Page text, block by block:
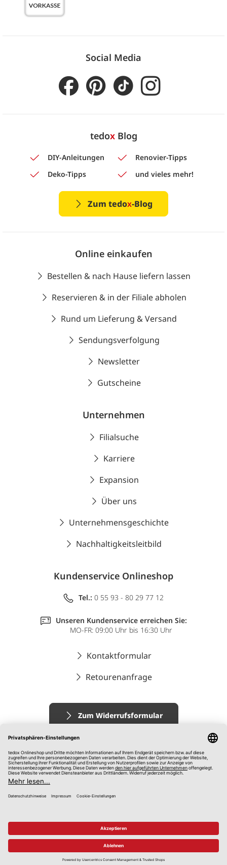
Social Media
tedoxBlog
DIY-Anleitungen
Renovier-Tipps
Deko-Tipps
und vieles mehr!
Zum tedox-Blog
Online einkaufen
Bestellen & nach Hause liefern lassen
Reservieren & in der Filiale abholen
Rund um Lieferung & Versand
Sendungsverfolgung
Newsletter
Gutscheine
Unternehmen
Filialsuche
Karriere
Expansion
Über uns
Unternehmensgeschichte
Nachhaltigkeitsleitbild
Kundenservice Onlineshop
Tel.: 0 55 93 - 80 29 77 12
Unseren Kundenservice erreichen Sie:
MO-FR: 09:00 Uhr bis 16:30 Uhr
Kontaktformular
Retourenanfrage
Zum Widerrufsformular
© 2026 tedox KG
Impressum
AGB
Datenschutz
Hinweisgebersystem